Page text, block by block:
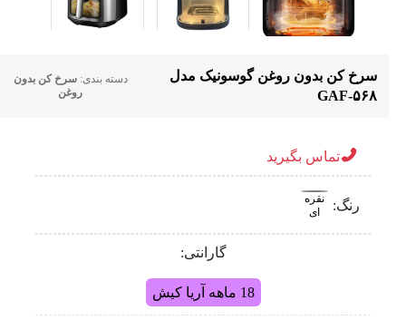
سرخ کن بدون روغن گوسونیک مدل
GAF-۵۶۸
دسته بندی:سرخ کن بدون
روغن
تماس بگیرید
رنگ:
نقره
ای
گارانتی: